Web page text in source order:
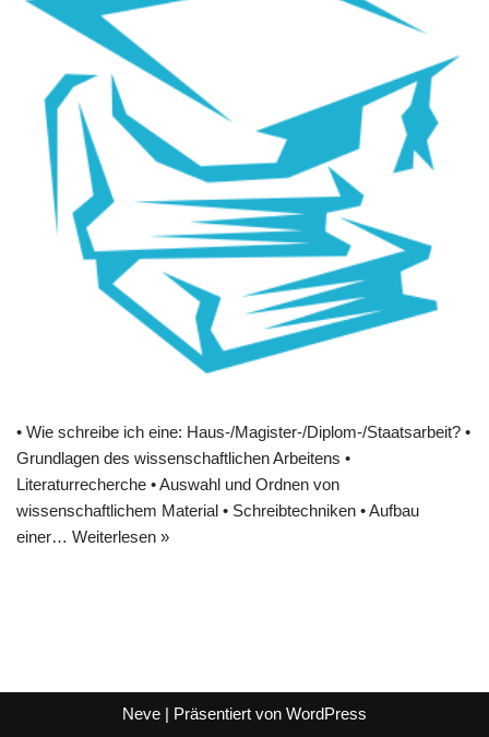
• Wie schreibe ich eine: Haus-/Magister-/Diplom-/Staatsarbeit? •
Grundlagen des wissenschaftlichen Arbeitens •
Literaturrecherche • Auswahl und Ordnen von
wissenschaftlichem Material • Schreibtechniken • Aufbau
einer… Weiterlesen »
Neve | Präsentiert von WordPress